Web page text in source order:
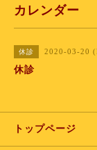
カレンダー
休診 2020-03-20
休診
トップページ